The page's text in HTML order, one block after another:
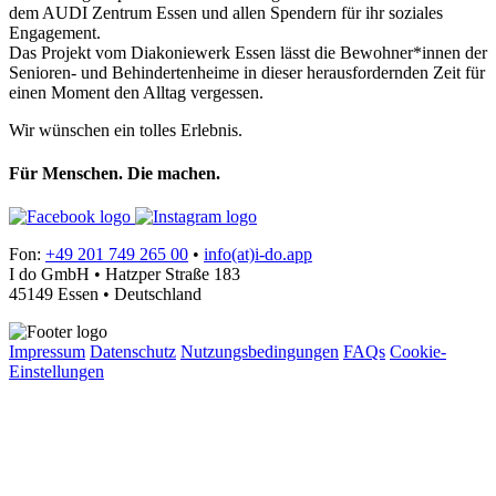
dem AUDI Zentrum Essen und allen Spendern für ihr soziales
Engagement.
Das Projekt vom Diakoniewerk Essen lässt die Bewohner*innen der
Senioren- und Behindertenheime in dieser herausfordernden Zeit für
einen Moment den Alltag vergessen.
Wir wünschen ein tolles Erlebnis.
Für Menschen. Die machen.
Fon: +49 201 749 265 00 • info(at)i-do.app
I do GmbH • Hatzper Straße 183
45149 Essen • Deutschland
Impressum Datenschutz Nutzungsbedingungen FAQs Cookie-
Einstellungen